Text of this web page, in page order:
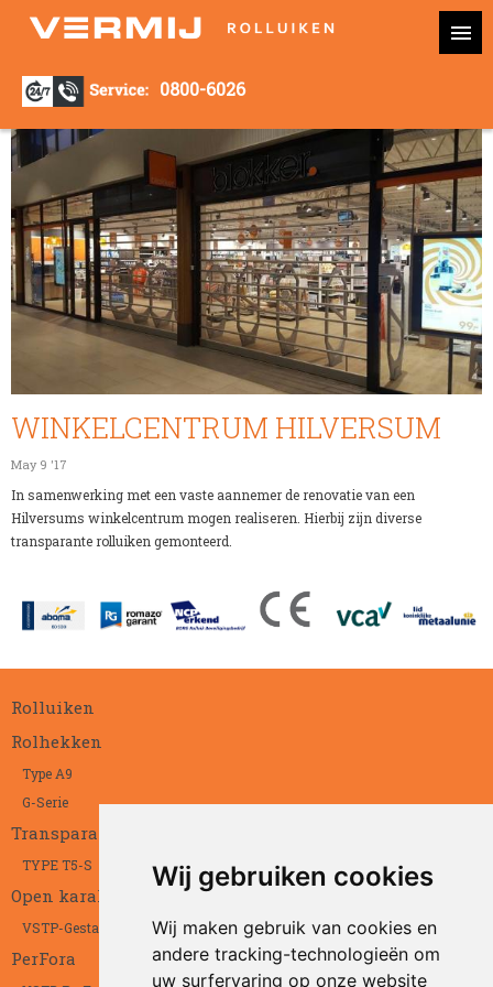
Wij gebruiken cookies
Wij maken gebruik van cookies en
andere tracking-technologieën om
uw surfervaring op onze website
0800-6026
WINKELCENTRUM HILVERSUM
May 9 '17
In samenwerking met een vaste aannemer de renovatie van een
Hilversums winkelcentrum mogen realiseren. Hierbij zijn diverse
transparante rolluiken gemonteerd.
Rolluiken
Rolhekken
Type A9
G-Serie
Transparant
TYPE T5-S
Open karakter
VSTP-Gestanst
PerFora